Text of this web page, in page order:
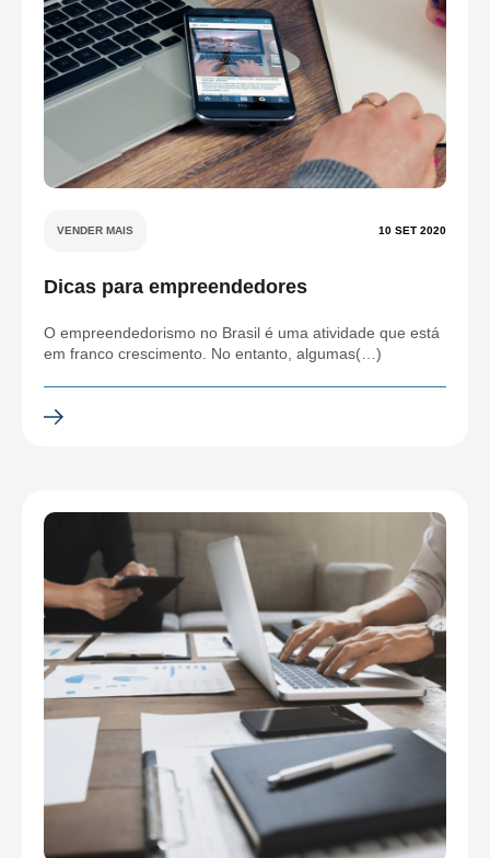
VENDER MAIS 10 SET 2020
Dicas para empreendedores
O empreendedorismo no Brasil é uma atividade que está
em franco crescimento. No entanto, algumas(…)